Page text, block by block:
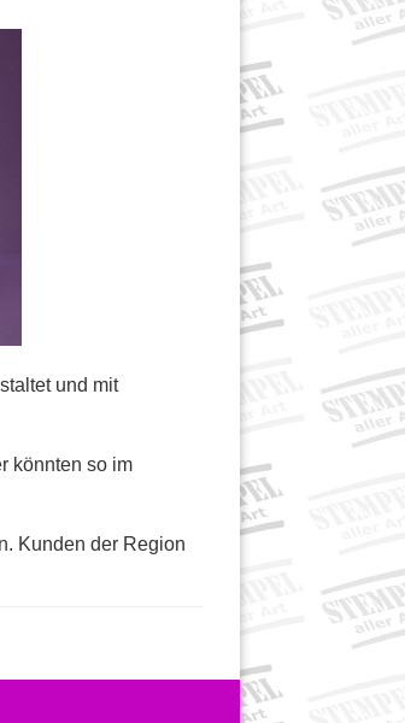
und mit
könnten so im
Kunden der Region